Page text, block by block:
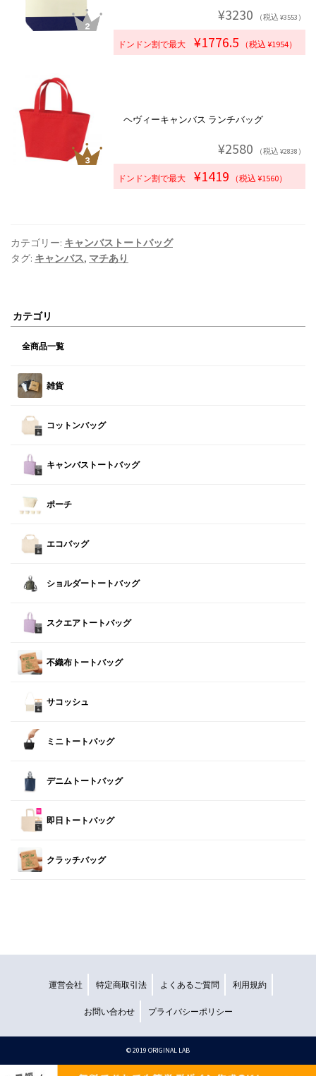
¥3230 （税込 ¥3553）
ドンドン割で最大 ¥1776.5 （税込 ¥1954）
ヘヴィーキャンバス ランチバッグ
¥2580 （税込 ¥2838）
ドンドン割で最大 ¥1419 （税込 ¥1560）
カテゴリー: キャンバストートバッグ
タグ: キャンバス, マチあり
カテゴリ
全商品一覧
雑貨
コットンバッグ
キャンバストートバッグ
ポーチ
エコバッグ
ショルダートートバッグ
スクエアトートバッグ
不織布トートバッグ
サコッシュ
ミニトートバッグ
デニムトートバッグ
即日トートバッグ
クラッチバッグ
運営会社 特定商取引法 よくあるご質問 利用規約
お問い合わせ プライバシーポリシー
©︎ 2019 ORIGINAL LAB